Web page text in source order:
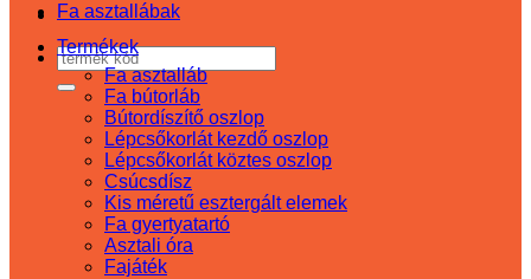
Keresés
a
következőre:
Fa asztallábak
Termékek
Fa asztalláb
Fa bútorláb
Bútordíszítő oszlop
Lépcsőkorlát kezdő oszlop
Lépcsőkorlát köztes oszlop
Csúcsdísz
Kis méretű esztergált elemek
Fa gyertyatartó
Asztali óra
Fajáték